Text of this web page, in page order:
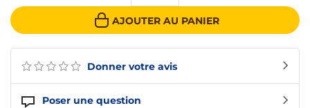
Donner votre avis
Poser une question
AJOUTER AU PANIER